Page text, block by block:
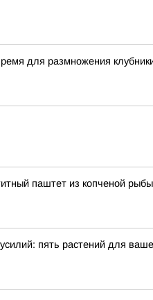
для размножения
паштет из копченой рыбы
пять растений для